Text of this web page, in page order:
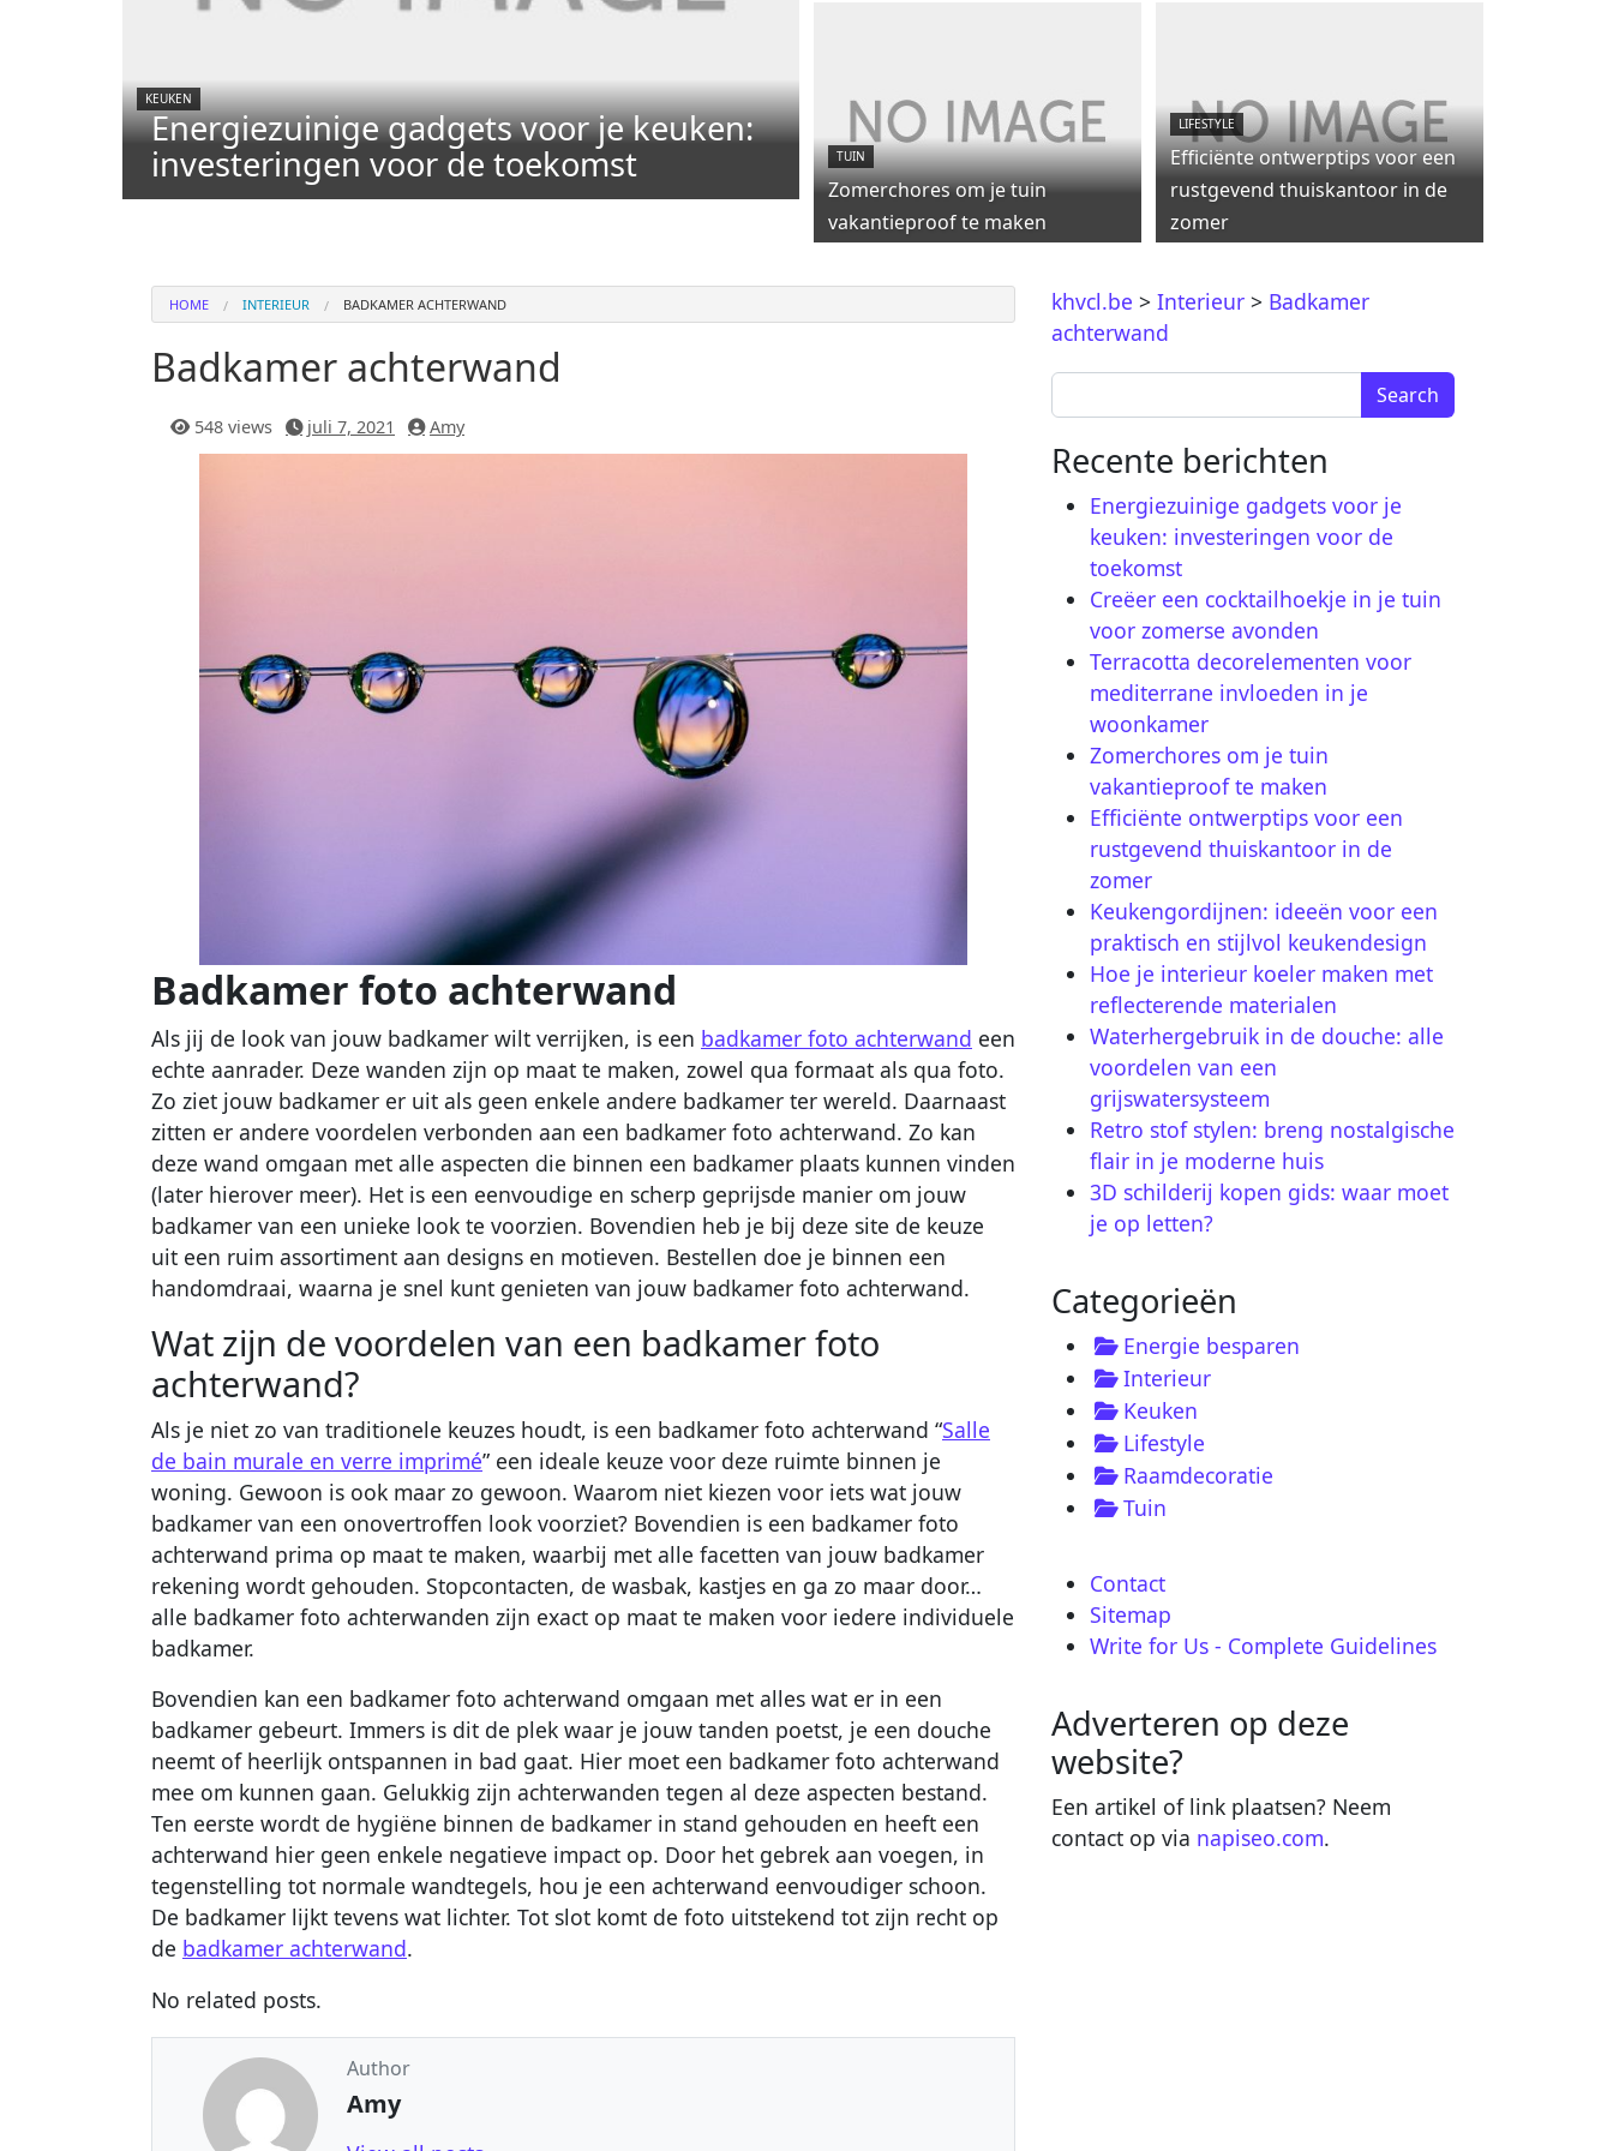
KEUKEN
Energiezuinige gadgets voor je keuken:
investeringen voor de toekomst
TUIN
Zomerchores om je tuin
vakantieproof te maken
LIFESTYLE
Efficiënte ontwerptips voor een
rustgevend thuiskantoor in de
zomer
HOME INTERIEUR BADKAMER ACHTERWAND
Badkamer achterwand
548 views juli 7, 2021 Amy
Badkamer foto achterwand
Als jij de look van jouw badkamer wilt verrijken, is een badkamer foto achterwand een
echte aanrader. Deze wanden zijn op maat te maken, zowel qua formaat als qua foto.
Zo ziet jouw badkamer er uit als geen enkele andere badkamer ter wereld. Daarnaast
zitten er andere voordelen verbonden aan een badkamer foto achterwand. Zo kan
deze wand omgaan met alle aspecten die binnen een badkamer plaats kunnen vinden
(later hierover meer). Het is een eenvoudige en scherp geprijsde manier om jouw
badkamer van een unieke look te voorzien. Bovendien heb je bij deze site de keuze
uit een ruim assortiment aan designs en motieven. Bestellen doe je binnen een
handomdraai, waarna je snel kunt genieten van jouw badkamer foto achterwand.
Wat zijn de voordelen van een badkamer foto
achterwand?
Als je niet zo van traditionele keuzes houdt, is een badkamer foto achterwand “Salle
de bain murale en verre imprimé” een ideale keuze voor deze ruimte binnen je
woning. Gewoon is ook maar zo gewoon. Waarom niet kiezen voor iets wat jouw
badkamer van een onovertroffen look voorziet? Bovendien is een badkamer foto
achterwand prima op maat te maken, waarbij met alle facetten van jouw badkamer
rekening wordt gehouden. Stopcontacten, de wasbak, kastjes en ga zo maar door…
alle badkamer foto achterwanden zijn exact op maat te maken voor iedere individuele
badkamer.
Bovendien kan een badkamer foto achterwand omgaan met alles wat er in een
badkamer gebeurt. Immers is dit de plek waar je jouw tanden poetst, je een douche
neemt of heerlijk ontspannen in bad gaat. Hier moet een badkamer foto achterwand
mee om kunnen gaan. Gelukkig zijn achterwanden tegen al deze aspecten bestand.
Ten eerste wordt de hygiëne binnen de badkamer in stand gehouden en heeft een
achterwand hier geen enkele negatieve impact op. Door het gebrek aan voegen, in
tegenstelling tot normale wandtegels, hou je een achterwand eenvoudiger schoon.
De badkamer lijkt tevens wat lichter. Tot slot komt de foto uitstekend tot zijn recht op
de badkamer achterwand.
No related posts.
Author
Amy
khvcl.be > Interieur > Badkamer
achterwand
Search for:
Recente berichten
Energiezuinige gadgets voor je
keuken: investeringen voor de
toekomst
Creëer een cocktailhoekje in je tuin
voor zomerse avonden
Terracotta decorelementen voor
mediterrane invloeden in je
woonkamer
Zomerchores om je tuin
vakantieproof te maken
Efficiënte ontwerptips voor een
rustgevend thuiskantoor in de
zomer
Keukengordijnen: ideeën voor een
praktisch en stijlvol keukendesign
Hoe je interieur koeler maken met
reflecterende materialen
Waterhergebruik in de douche: alle
voordelen van een
grijswatersysteem
Retro stof stylen: breng nostalgische
flair in je moderne huis
3D schilderij kopen gids: waar moet
je op letten?
Categorieën
Energie besparen
Interieur
Keuken
Lifestyle
Raamdecoratie
Tuin
Contact
Sitemap
Write for Us - Complete Guidelines
Adverteren op deze
website?
Een artikel of link plaatsen? Neem
contact op via napiseo.com.